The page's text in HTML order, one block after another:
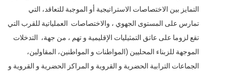
التمايز بين الاختصاصات الاستراتيجية أو الموجبة للتعاقد، التي
تمارس على المستوى الجهوي ، والاختصاصات العملياتية للقرب التي
تقع لزوما على عاتق التمثيليات الإقليمية و تهم ، من جهة، التدخلات
الموجهة للزبناء المحليين (المواطنات و المواطنين، المقاولين،
الجماعات الترابية الحضرية و القروية و المراكز الحضرية و القروية و